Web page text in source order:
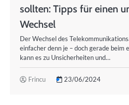
sollten: Tipps für einen
Wechsel
Der Wechsel des
einfacher denn je – doch gerade beim
kann es zu Unsicherheiten und…
Frincu 23/06/2024